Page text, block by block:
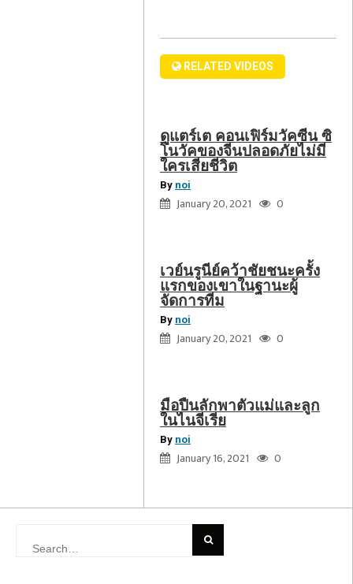
RELATED VIDEOS
ใคร
เสีย
ชีวิต
ดูแตร์เต คอนเฟิร์มวัคซีน ซิ
โนวัคของจีนปลอดภัยไม่มี
ใครเสียชีวิต
By noi
January 20, 2021 0
ชัยชนะ
ครั้ง
แรก
ใน
ฐานะ
ผู้
จัดการ
เวย์นรูนีย์คว้าชัยชนะครั้ง
แรกของเขาในฐานะผู้
จัดการทีม
By noi
January 20, 2021 0
มือปืน
ตัว
แม่
และ
ลูก
ใน
ไนจีเรีย
มือปืนลักพาตัวแม่และลูก
ในไนจีเรีย
By noi
January 16, 2021 0